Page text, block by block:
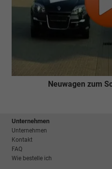
Neuwagen zum
Unternehmen
Unternehmen
Kontakt
FAQ
Wie bestelle ich